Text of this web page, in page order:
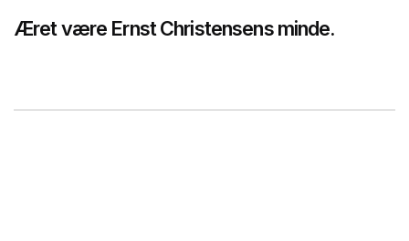
Æret være Ernst Christensens minde.